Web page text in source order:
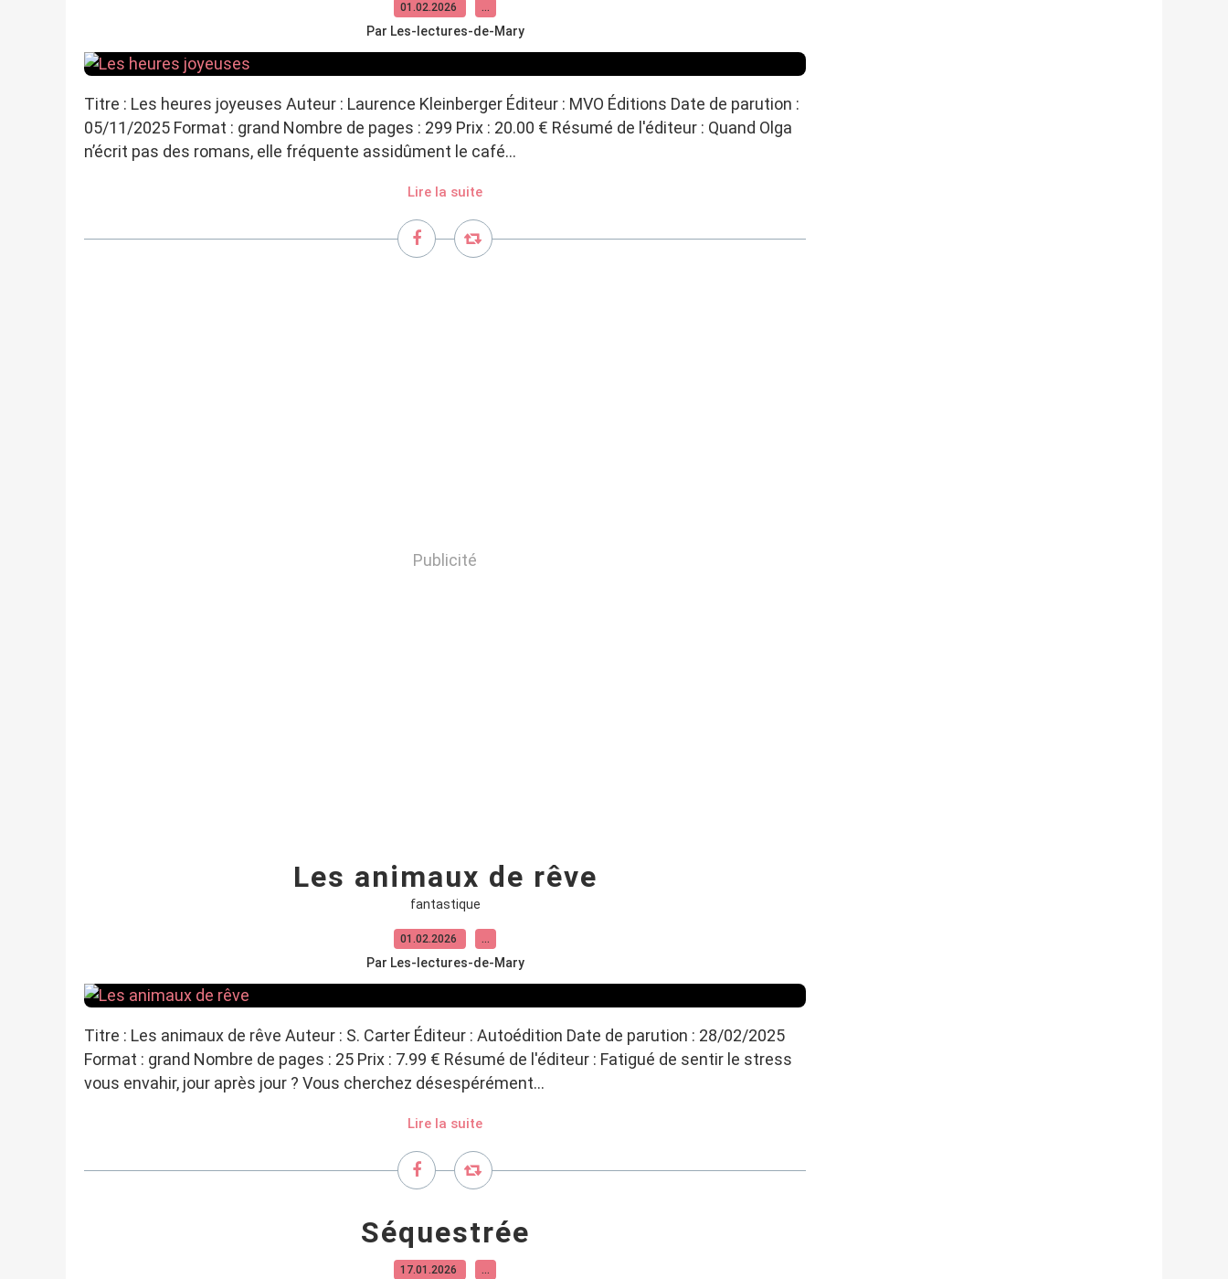
01.02.2026 …
Par Les-lectures-de-Mary
Titre : Les heures joyeuses Auteur : Laurence Kleinberger Éditeur : MVO Éditions Date de parution :
05/11/2025 Format : grand Nombre de pages : 299 Prix : 20.00 € Résumé de l'éditeur : Quand Olga
n’écrit pas des romans, elle fréquente assidûment le café...
Lire la suite
Publicité
Les animaux de rêve
fantastique
01.02.2026 …
Par Les-lectures-de-Mary
Titre : Les animaux de rêve Auteur : S. Carter Éditeur : Autoédition Date de parution : 28/02/2025
Format : grand Nombre de pages : 25 Prix : 7.99 € Résumé de l'éditeur : Fatigué de sentir le stress
vous envahir, jour après jour ? Vous cherchez désespérément...
Lire la suite
Séquestrée
17.01.2026 …